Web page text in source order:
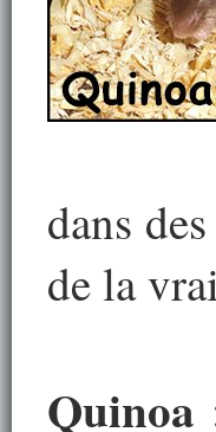
dans
de la
Quinoa